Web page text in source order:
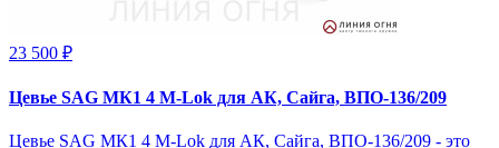
23 500 ₽
Цевье SAG МК1 4 M-Lok для АК, Сайга, ВПО-136/209
Цевье SAG МК1 4 M-Lok для АК, Сайга, ВПО-136/209 - это